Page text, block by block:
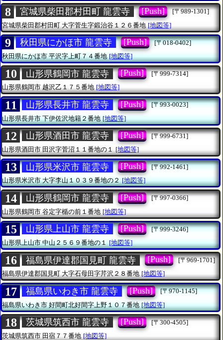
8 宮城県柴田郡村田町 龍雲寺 [Push]
[〒989-1301]
宮城県柴田郡村田町 大字菅生字鍛治谷１２６番地 [地図等]
9 秋田県にかほ市 龍雲寺 [Push]
[〒018-0402]
秋田県にかほ市平沢字上町７４番地 [地図等]
10 山形県鶴岡市 龍雲寺 [Push]
[〒999-7314]
山形県鶴岡市越沢乙１７５番地 [地図等]
11 山形県長井市 龍雲寺 [Push]
[〒993-0023]
山形県長井市下伊佐沢地籍２番地 [地図等]
12 山形県酒田市 龍雲寺 [Push]
[〒999-6731]
山形県酒田市 田沢字菅沼１１番地の１ [地図等]
13 山形県米沢市 龍雲寺 [Push]
[〒992-1461]
山形県米沢市大字李山１０３９番地の２ [地図等]
14 山形県鶴岡市 龍雲寺 [Push]
[〒997-0366]
山形県鶴岡市 谷定字楯の前１番地 [地図等]
15 山形県上山市 龍雲寺 [Push]
[〒999-3246]
山形県上山市中山２５６９番地の１ [地図等]
16 福島県伊達郡国見町 龍雲寺 [Push]
[〒969-1701]
福島県伊達郡国見町大字石母田字芹沢２８番地 [地図等]
17 福島県いわき市 龍雲寺 [Push]
[〒970-1145]
福島県いわき市好間町北好間字上野１０７番地 [地図等]
18 茨城県筑西市 龍雲寺 [Push]
[〒300-4505]
茨城県筑西市 田宿７７番地 [地図等]